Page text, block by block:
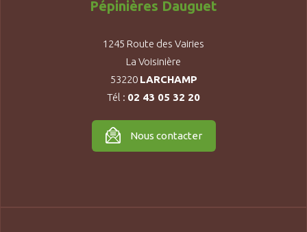
Pépinières Dauguet
1245 Route des Vairies
La Voisinière
53220 LARCHAMP
Tél : 02 43 05 32 20
Nous contacter